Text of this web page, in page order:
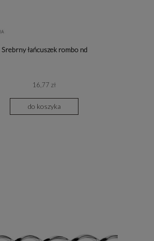
Srebrny łańcuszek rombo nd
16,77 zł
do koszyka